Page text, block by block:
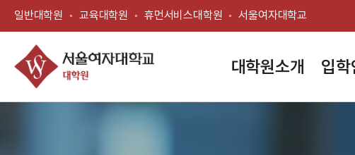
일반대학원 교육대학원 휴먼서비스대학원 서울여자대학교
대학원소개 입학